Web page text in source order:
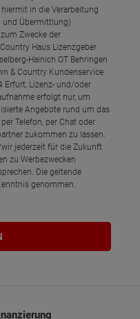
in die Verarbeitung
und Übermittlung)
Zwecke der
Haus Lizenzgeber
Hainich OT Behringen
& Country Kundenservice
Erfurt, Lizenz- und/oder
erfolgt nur, um
Angebote rund um das
Telefon, per Chat oder
zukommen zu lassen.
jederzeit für die Zukunft
zu Werbezwecken
Die geltende
genommen.